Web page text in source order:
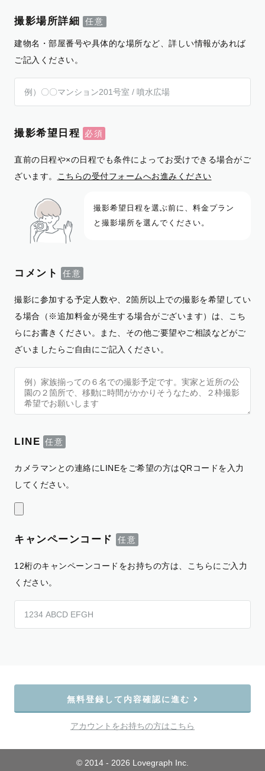
撮影場所詳細
建物名・部屋番号や具体的な場所など、詳しい情報があれば
ご記入ください。
撮影希望日程
直前の日程や×の日程でも条件によってお受けできる場合がご
ざいます。
こちらの受付フォームへお進みください
撮影希望日程を選ぶ前に、料金プラン
と撮影場所を選んでください。
コメント
撮影に参加する予定人数や、2箇所以上での撮影を希望してい
る場合（※追加料金が発生する場合がございます）は、こち
らにお書きください。また、その他ご要望やご相談などがご
ざいましたらご自由にご記入ください。
LINE
カメラマンとの連絡にLINEをご希望の方はQRコードを入力
してください。
キャンペーンコード
12桁のキャンペーンコードをお持ちの方は、こちらにご入力
ください。
無料登録して内容確認に進む
アカウントをお持ちの方はこちら
© 2014 - 2026 Lovegraph Inc.